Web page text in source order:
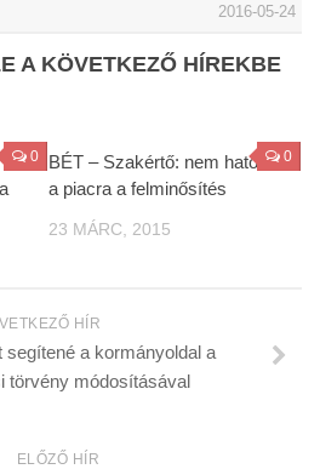
2016-05-24
A KÖVETKEZŐ HÍREKBE
0 0
BÉT – Szakértő: nem hatott
a piacra a felminősítés
23 MÁRC, 2015
HÍR
segítené a kormányoldal a
törvény módosításával
ELŐZŐ HÍR